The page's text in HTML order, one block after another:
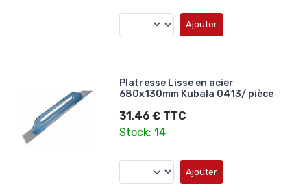
Ajouter
Platresse Lisse en acier
680x130mm Kubala 0413/ pièce
31,46 € TTC
Stock: 14
Ajouter